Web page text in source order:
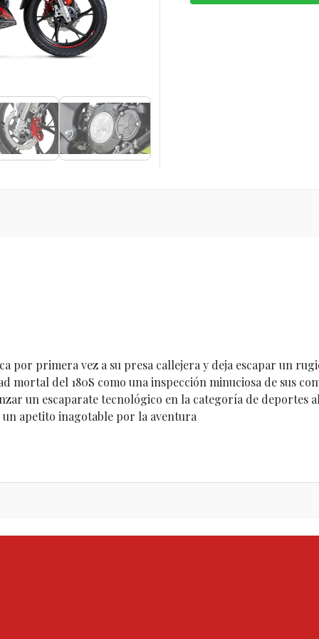
por primera vez a su presa callejera y deja escapar un
mortal del 180S como una inspección minuciosa de sus
un escaparate tecnológico en la categoría de deportes al
apetito inagotable por la aventura